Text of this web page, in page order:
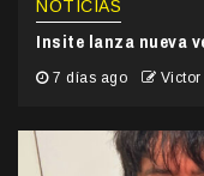
NOTICIAS
Insite lanza nueva
7 días ago